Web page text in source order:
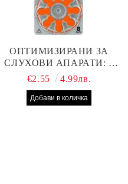
ОПТИМИЗИРАНИ ЗА
СЛУХОВИ АПАРАТИ: 8
БРОЯ RAYOVAC EXTRA
ПРОИЗВОДИТЕЛНОСТ
€2.55 4.99лв.